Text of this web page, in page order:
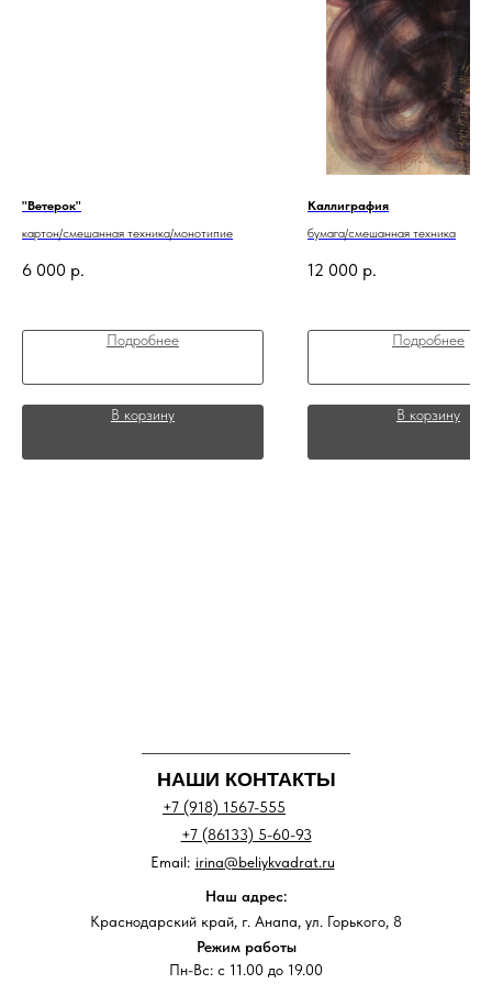
"Ветерок"
картон/смешанная техника/монотипие
6 000 р.
Подробнее
В корзину
Каллиграфия
бумага/смешанная техника
12 000 р.
Подробнее
В корзину
НАШИ КОНТАКТЫ
+7 (918) 1567-555
+7 (86133) 5-60-93
Наш адрес:
Краснодарский край, г. Анапа, ул. Горького, 8
Режим работы
Пн-Вс: с 11.00 до 19.00
irina@beliykvadrat.ru
Email: